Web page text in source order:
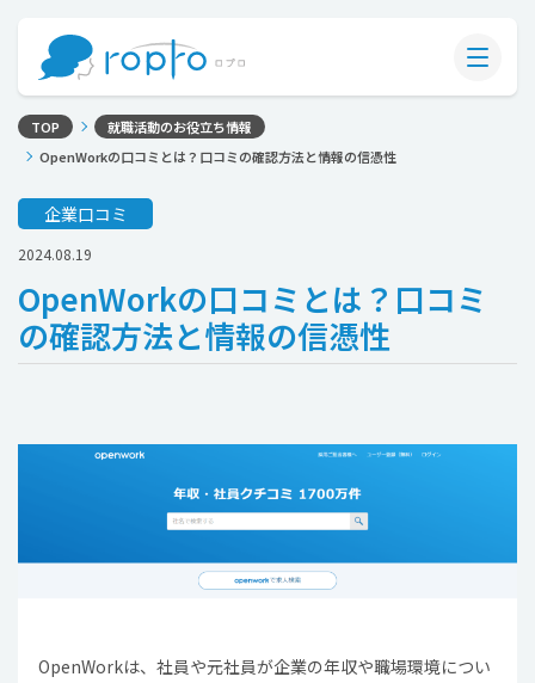
TOP
就職活動のお役立ち情報
OpenWorkの口コミとは？口コミの確認方法と情報の信憑性
企業口コミ
2024.08.19
OpenWorkの口コミとは？口コミ
の確認方法と情報の信憑性
OpenWorkは、社員や元社員が企業の年収や職場環境につい